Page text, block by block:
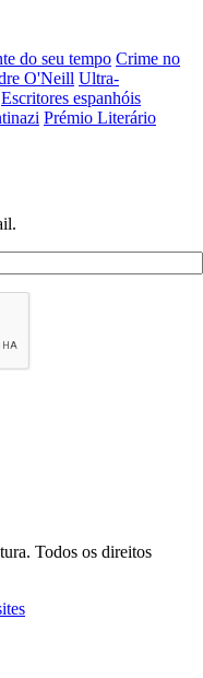
do seu tempo Crime no
O'Neill Ultra-
Escritores espanhóis
Prémio Literário
Todos os direitos